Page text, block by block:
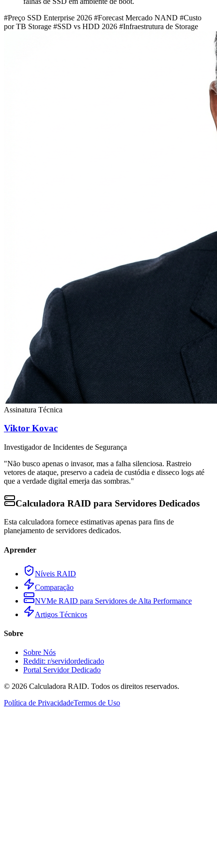
#Preço SSD Enterprise 2026 #Forecast Mercado NAND #Custo
por TB Storage #SSD vs HDD 2026 #Infraestrutura de Storage
Assinatura Técnica
Viktor Kovac
Investigador de Incidentes de Segurança
"Não busco apenas o invasor, mas a falha silenciosa. Rastreio
vetores de ataque, preservo a cadeia de custódia e disseco logs até
que a verdade digital emerja das sombras."
Calculadora RAID para Servidores Dedicados
Esta calculadora fornece estimativas apenas para fins de
planejamento de servidores dedicados.
Aprender
Níveis RAID
Comparação
NVMe RAID para Servidores de Alta Performance
Artigos Técnicos
Sobre
Sobre Nós
Reddit: r/servidordedicado
Portal Servidor Dedicado
© 2026 Calculadora RAID. Todos os direitos reservados.
Política de PrivacidadeTermos de Uso